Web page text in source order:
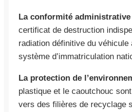
La conformité administrative
certificat de destruction
radiation définitive du véhicule
système d’immatriculation
La protection de
plastique et le caoutchouc
vers des filières de recyclage